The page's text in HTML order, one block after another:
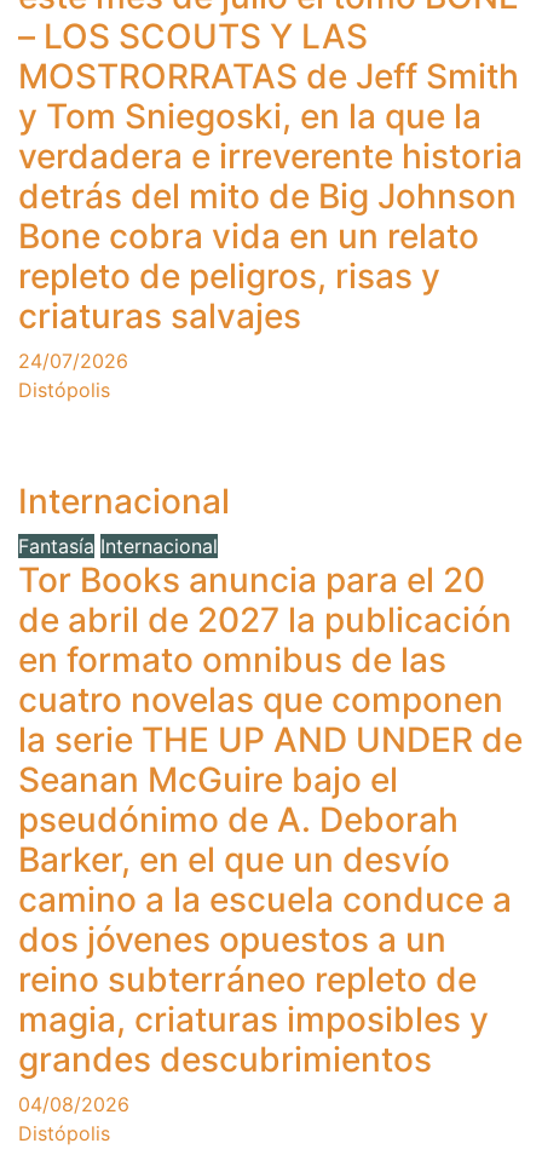
– LOS SCOUTS Y LAS
MOSTRORRATAS de Jeff Smith
y Tom Sniegoski, en la que la
verdadera e irreverente historia
detrás del mito de Big Johnson
Bone cobra vida en un relato
repleto de peligros, risas y
criaturas salvajes
24/07/2026
Distópolis
Internacional
Fantasía Internacional
Tor Books anuncia para el 20
de abril de 2027 la publicación
en formato omnibus de las
cuatro novelas que componen
la serie THE UP AND UNDER de
Seanan McGuire bajo el
pseudónimo de A. Deborah
Barker, en el que un desvío
camino a la escuela conduce a
dos jóvenes opuestos a un
reino subterráneo repleto de
magia, criaturas imposibles y
grandes descubrimientos
04/08/2026
Distópolis